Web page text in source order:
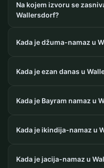
Na kojem izvoru se
Wallersdorf?
Kada je džuma-namaz u
Kada je ezan danas u
Kada je Bayram namaz u
Kada je ikindija-namaz u
Kada je jacija-namaz u